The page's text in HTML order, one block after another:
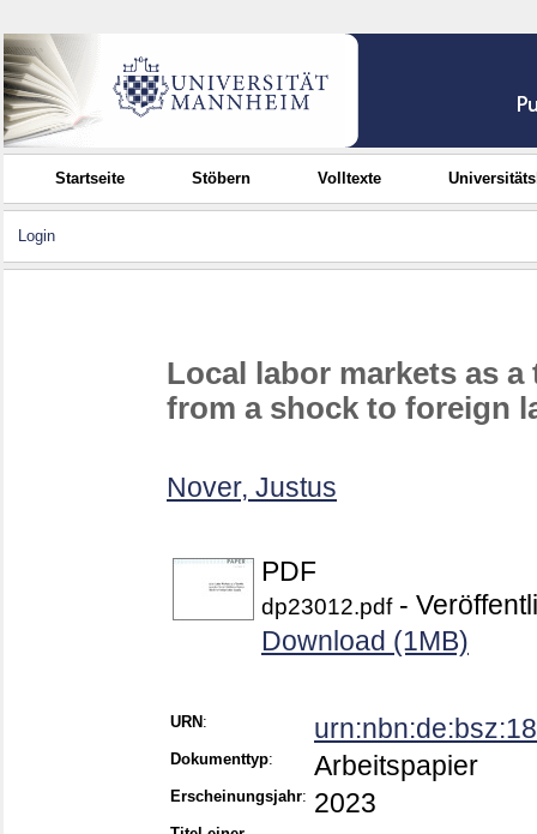
Startseite Stöbern Volltexte
Login
Local labor markets as
from a shock to foreign
Nover, Justus
PDF
dp23012.pdf-
Download (1MB)
URN :
Dokumenttyp: Arbeitspapier
Erscheinungsjahr: 2023